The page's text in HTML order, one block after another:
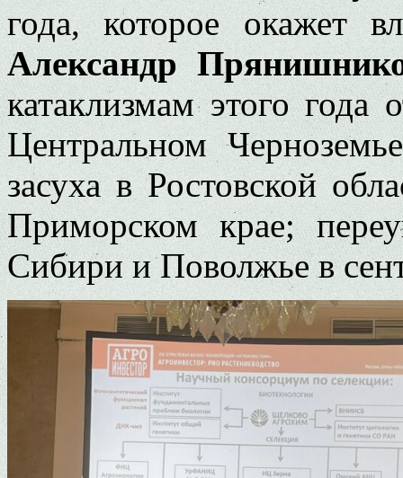
года, которое окажет
Александр
катаклизмам этого года
Центральном
засуха в Ростовской
Приморском крае;
Сибири и Поволжье в